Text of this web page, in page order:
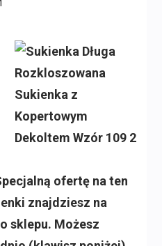
ofertę na ten
znajdziesz na
sklepu. Możesz